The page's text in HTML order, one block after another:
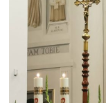
NMP
Matki
Miłosierdzia
Wasilkowie